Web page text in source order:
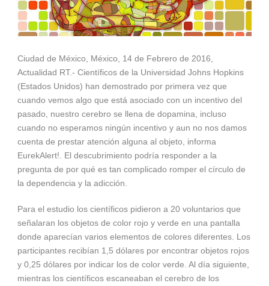
Ciudad de México, México, 14 de Febrero de 2016,
Actualidad RT.- Científicos de la Universidad Johns Hopkins
(Estados Unidos) han demostrado por primera vez que
cuando vemos algo que está asociado con un incentivo del
pasado, nuestro cerebro se llena de dopamina, incluso
cuando no esperamos ningún incentivo y aun no nos damos
cuenta de prestar atención alguna al objeto, informa
EurekAlert!. El descubrimiento podría responder a la
pregunta de por qué es tan complicado romper el círculo de
la dependencia y la adicción.
Para el estudio los científicos pidieron a 20 voluntarios que
señalaran los objetos de color rojo y verde en una pantalla
donde aparecían varios elementos de colores diferentes. Los
participantes recibían 1,5 dólares por encontrar objetos rojos
y 0,25 dólares por indicar los de color verde. Al día siguiente,
mientras los científicos escaneaban el cerebro de los